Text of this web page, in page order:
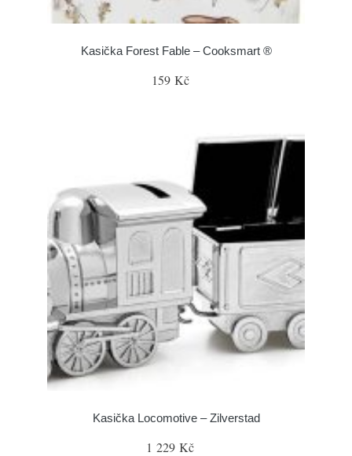
Kasička Forest Fable – Cooksmart ®
159 Kč
Kasička Locomotive – Zilverstad
1 229 Kč